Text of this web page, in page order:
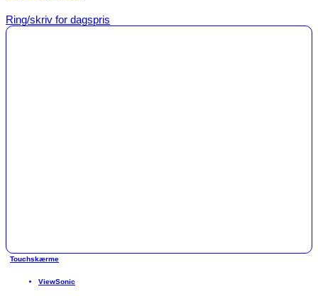
Ring/skriv for dagspris
Touchskærme
ViewSonic